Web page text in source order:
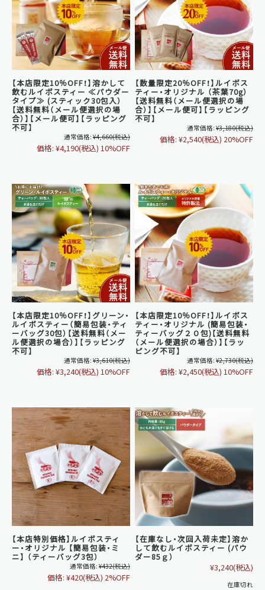
【本店限定10％OFF！】溶かして
飲むルイボスティー ≪パウダー
タイプ≫ (スティック30包入）
【送料無料（メール便選択の場
合）】【メール便可】【ラッピング
不可】
通常価格: ¥4,660(税込)
価格: ¥4,190(税込) 10%OFF
【数量限定20％OFF！】ルイボス
ティー・オリジナル （茶葉70g）
【送料無料（メール便選択の場
合）】【メール便可】【ラッピング
不可】
通常価格: ¥3,180(税込)
価格: ¥2,540(税込) 20%OFF
【本店限定10％OFF！】グリーン・
ルイボスティー（簡易包装・ティ
ーバッグ30包）【送料無料（メー
ル便選択の場合）】【ラッピング
不可】
通常価格: ¥3,610(税込)
価格: ¥3,240(税込) 10%OFF
【本店限定10％OFF！】ルイボス
ティー・オリジナル (簡易包装・
ティーバッグ２０包)【送料無料
（メール便選択の場合）】【ラッ
ピング不可】
通常価格: ¥2,730(税込)
価格: ¥2,450(税込) 10%OFF
【本店特別価格】ルイボスティ
ー・オリジナル 【簡易包装・ミ
ニ】 （ティーバッグ3包）
通常価格: ¥432(税込)
価格: ¥420(税込) 2%OFF
【在庫なし・次回入荷未定】溶か
して飲むルイボスティー (パウ
ダー85ｇ）
¥3,240(税込)
在庫切れ